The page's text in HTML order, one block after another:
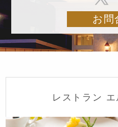
お問
レストラン エ